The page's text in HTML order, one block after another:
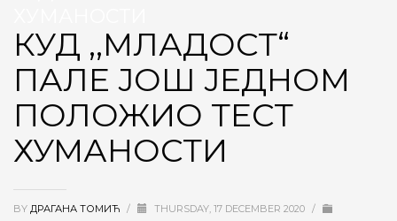
КУД ,,МЛАДОСТ“
ПАЛЕ ЈОШ ЈЕДНОМ
ПОЛОЖИО ТЕСТ
ХУМАНОСТИ
BY ДРАГАНА ТОМИЋ / THURSDAY, 17 DECEMBER 2020 /